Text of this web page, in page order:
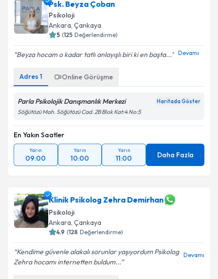
Psk. Beyza Çoban
Psikoloji
Ankara, Çankaya
5 (125 Değerlendirme)
Beyza hocam o kadar tatlı anlayışlı biri ki en başta... Devamı
Adres 1 Online Görüşme
Parla Psikolojik Danışmanlık Merkezi Haritada Göster
Söğütözü Mah. Söğütözü Cad. 2B Blok Kat:4 No:5
En Yakın Saatler
Yarın
09:00
Yarın
10:00
Yarın
11:00 Daha Fazla
Klinik Psikolog Zehra Demirhan
Psikoloji
Ankara, Çankaya
4.9 (128 Değerlendirme)
Kendime güvenle alakalı sorunlar yaşıyordum Psikolog
Zehra hocamı internetten buldum...
Devamı